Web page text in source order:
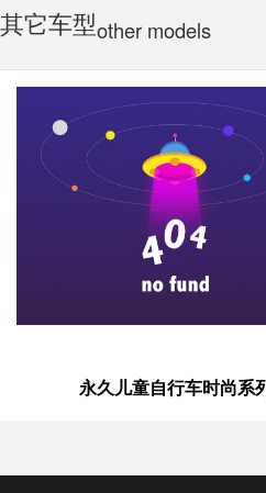
其它车型other models
永久儿童自行车时尚系